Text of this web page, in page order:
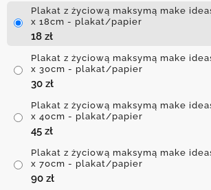
Plakat z życiową maksymą make
x 18cm - plakat/papier
18 zł
Plakat z życiową maksymą make
x 30cm - plakat/papier
30 zł
Plakat z życiową maksymą make
x 40cm - plakat/papier
45 zł
Plakat z życiową maksymą make
x 70cm - plakat/papier
90 zł